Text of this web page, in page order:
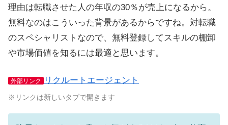
理由は転職させた人の年収の30％が売上になるから。
無料なのはこういった背景があるからですね。対転職
のスペシャリストなので、無料登録してスキルの棚卸
や市場価値を知るには最適と思います。
外部リンク リクルートエージェント
※リンクは新しいタブで開きます